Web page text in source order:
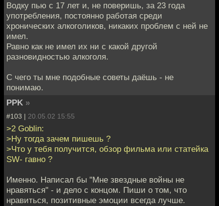
Водку пью с 17 лет и, не поверишь, за 23 года
употребления, постоянно работая среди
хронических алкоголиков, никаких проблем с ней не
имел.
Равно как не имел их ни с какой другой
разновидностью алкоголя.
С чего ты мне подобные советы даёшь - не
понимаю.
PPK »
#103 | 20.05.02 15:55
>2 Goblin:
>Ну тогда зачем пишешь ?
>Что у тебя получится, обзор фильма или статейка
SW- гавно ?
Именно. Написал бы "Мне звездные войны не
нравяться" - и дело с концом. Пиши о том, что
нравиться, позитивные эмоции всегда лучше.